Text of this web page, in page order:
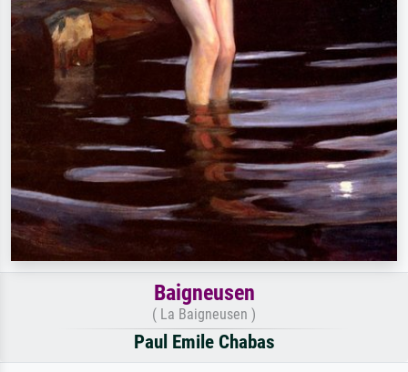
Baigneusen
( La Baigneusen )
Paul Emile Chabas